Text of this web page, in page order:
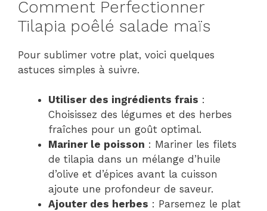
Comment Perfectionner
Tilapia poêlé salade maïs
Pour sublimer votre plat, voici quelques
astuces simples à suivre.
Utiliser des ingrédients frais :
Choisissez des légumes et des herbes
fraîches pour un goût optimal.
Mariner le poisson : Mariner les filets
de tilapia dans un mélange d’huile
d’olive et d’épices avant la cuisson
ajoute une profondeur de saveur.
Ajouter des herbes : Parsemez le plat